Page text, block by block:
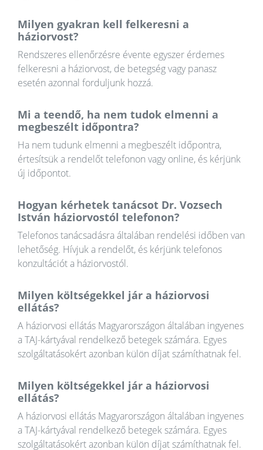
Milyen gyakran kell felkeresni a
háziorvost?
Rendszeres ellenőrzésre évente egyszer érdemes
felkeresni a háziorvost, de betegség vagy panasz
esetén azonnal forduljunk hozzá.
Mi a teendő, ha nem tudok elmenni a
megbeszélt időpontra?
Ha nem tudunk elmenni a megbeszélt időpontra,
értesítsük a rendelőt telefonon vagy online, és kérjünk
új időpontot.
Hogyan kérhetek tanácsot Dr. Vozsech
István háziorvostól telefonon?
Telefonos tanácsadásra általában rendelési időben van
lehetőség. Hívjuk a rendelőt, és kérjünk telefonos
konzultációt a háziorvostól.
Milyen költségekkel jár a háziorvosi
ellátás?
A háziorvosi ellátás Magyarországon általában ingyenes
a TAJ-kártyával rendelkező betegek számára. Egyes
szolgáltatásokért azonban külön díjat számíthatnak fel.
Milyen költségekkel jár a háziorvosi
ellátás?
A háziorvosi ellátás Magyarországon általában ingyenes
a TAJ-kártyával rendelkező betegek számára. Egyes
szolgáltatásokért azonban külön díjat számíthatnak fel.